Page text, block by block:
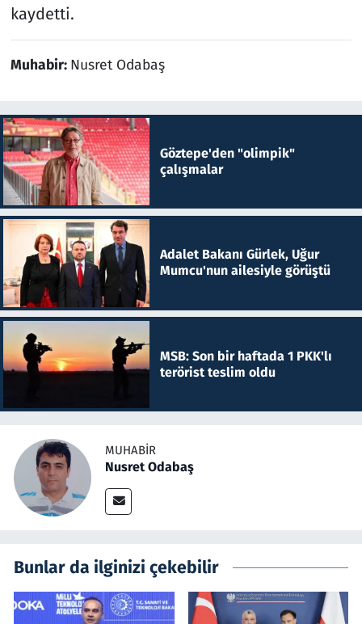
kaydetti.
Muhabir: Nusret Odabaş
Göztepe'den "olimpik"
çalışmalar
Adalet Bakanı Gürlek, Uğur
Mumcu'nun ailesiyle görüştü
MSB: Son bir haftada 1 PKK'lı
terörist teslim oldu
MUHABIR
Nusret Odabaş
Bunlar da ilginizi çekebilir